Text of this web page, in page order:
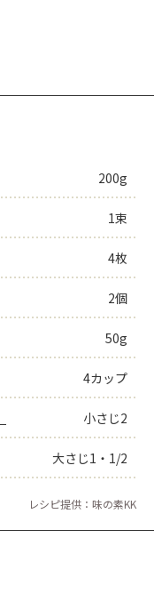
200g
1束
4枚
2個
50g
4カップ
小さじ2
大さじ1・1/2
レシピ提供：味の素KK